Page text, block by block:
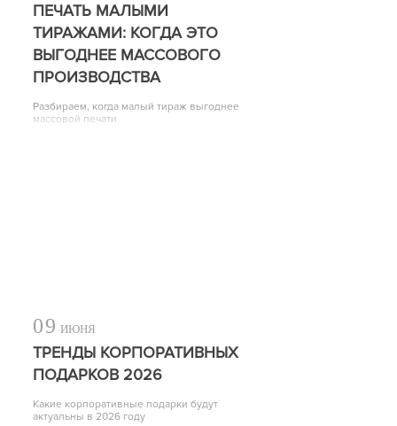
ПЕЧАТЬ МАЛЫМИ
ТИРАЖАМИ: КОГДА ЭТО
ВЫГОДНЕЕ МАССОВОГО
ПРОИЗВОДСТВА
Разбираем, когда малый тираж выгоднее
массовой печати
09 ИЮНЯ
ТРЕНДЫ КОРПОРАТИВНЫХ
ПОДАРКОВ 2026
Какие корпоративные подарки будут
актуальны в 2026 году